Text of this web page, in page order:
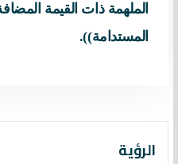
الملهمة ذات القيمة
المستدامة)).
الرؤية